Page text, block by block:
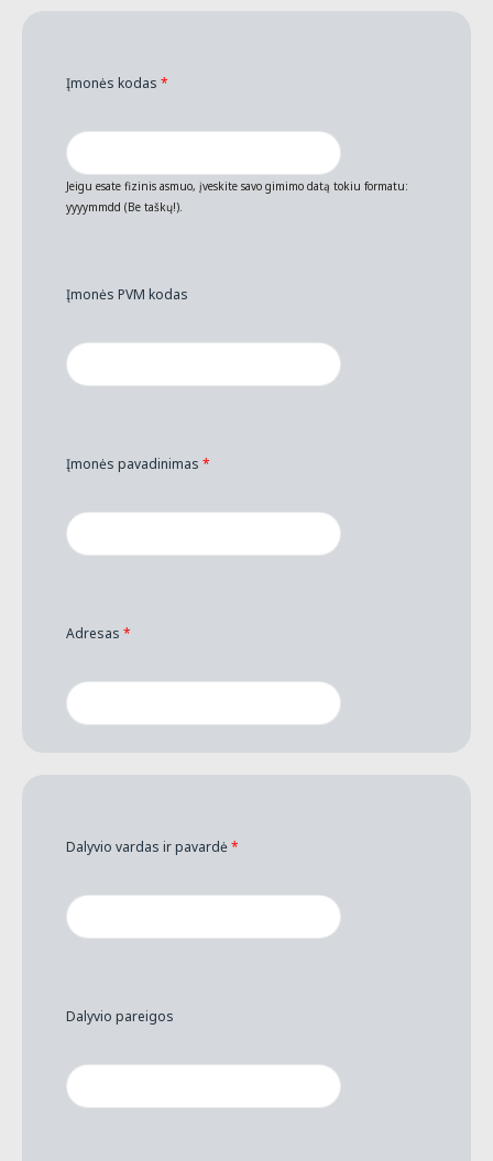
Įmonės kodas *
Jeigu esate fizinis asmuo, įveskite savo gimimo datą tokiu formatu:
yyyymmdd (Be taškų!).
Įmonės PVM kodas
Įmonės pavadinimas *
Adresas *
Dalyvio vardas ir pavardė*
Dalyvio pareigos